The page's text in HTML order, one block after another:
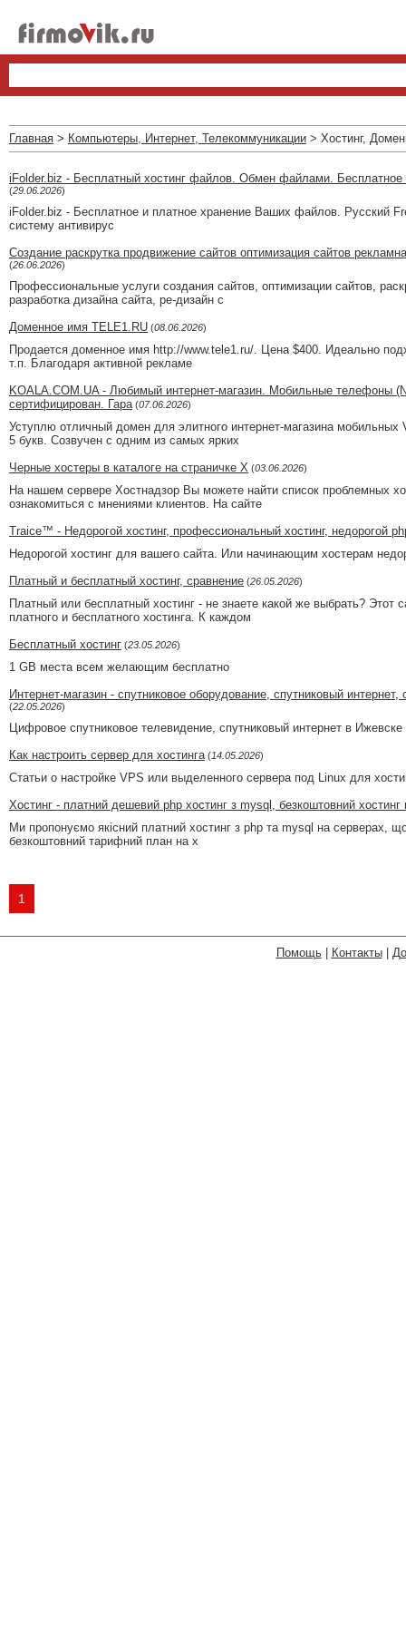
Главная > Компьютеры, Интернет, Телекоммуникации > Хостинг,
iFolder.biz - Бесплатный хостинг файлов. Обмен файлами.
(29.06.2026)
iFolder.biz - Бесплатное и платное хранение Ваших файлов. Русский
систему антивирус
Создание раскрутка продвижение сайтов оптимизация сайтов
(26.06.2026)
Профессиональные услуги создания сайтов, оптимизации сайтов,
разработка дизайна сайта, ре-дизайн с
Доменное имя TELE1.RU (08.06.2026)
Продается доменное имя http://www.tele1.ru/. Цена $400. Идеально
т.п. Благодаря активной рекламе
KOALA.COM.UA - Любимый интернет-магазин. Мобильные телефоны
сертифицирован. Гара (07.06.2026)
Уступлю отличный домен для элитного интернет-магазина
5 букв. Созвучен с одним из самых ярких
Черные хостеры в каталоге на страничке Х (03.06.2026)
На нашем сервере Хостнадзор Вы можете найти список проблемных
ознакомиться с мнениями клиентов. На сайте
Traice™ - Недорогой хостинг, профессиональный хостинг, недорогой
Недорогой хостинг для вашего сайта. Или начинающим хостерам
Платный и бесплатный хостинг, сравнение (26.05.2026)
Платный или бесплатный хостинг - не знаете какой же выбрать?
платного и бесплатного хостинга. К каждом
Бесплатный хостинг (23.05.2026)
1 GB места всем желающим бесплатно
Интернет-магазин - спутниковое оборудование, спутниковый
(22.05.2026)
Цифровое спутниковое телевидение, спутниковый интернет в
Как настроить сервер для хостинга (14.05.2026)
Статьи о настройке VPS или выделенного сервера под Linux для
Хостинг - платний дешевий php хостинг з mysql, безкоштовний хостинг
Ми пропонуємо якісний платний хостинг з php та mysql на
безкоштовний тарифний план на х
1
Помощь| Контакты|